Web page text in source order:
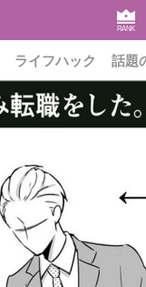
RANK
ライフハック 話題